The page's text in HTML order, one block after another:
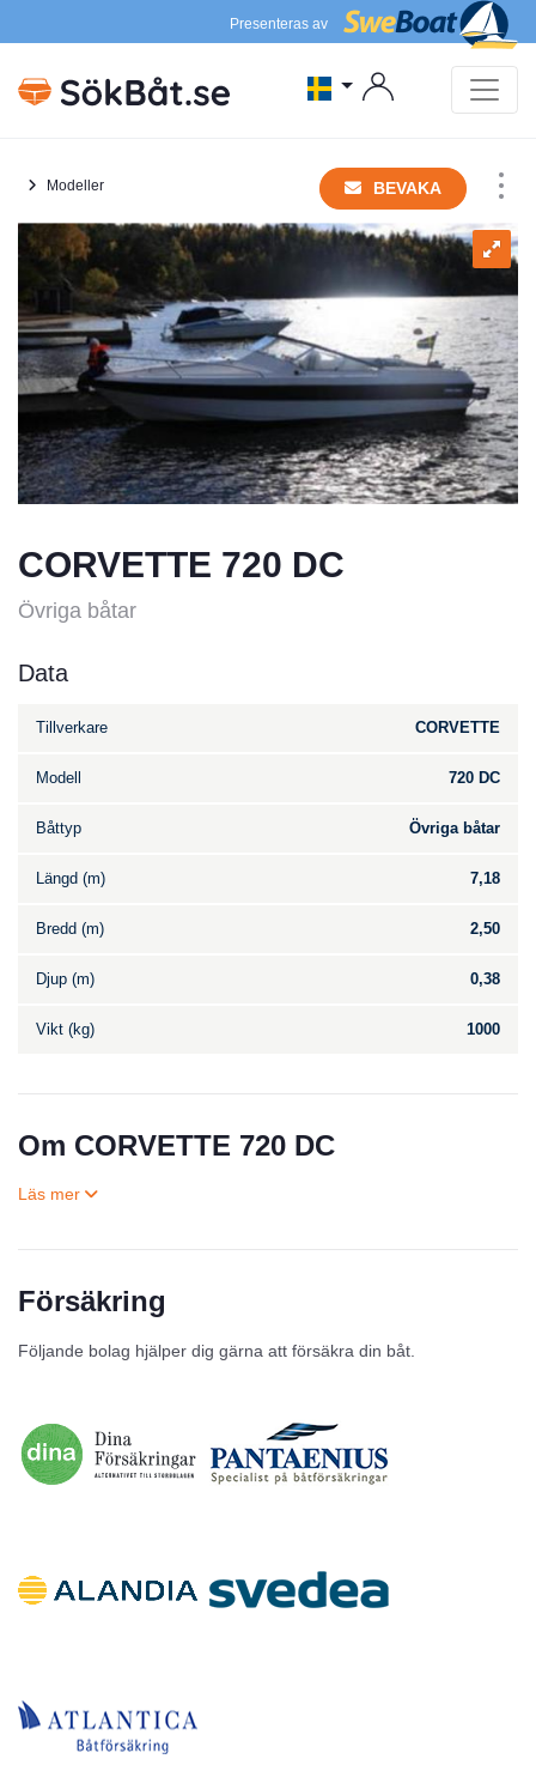
Presenteras av
Modeller BEVAKA
CORVETTE 720 DC
Övriga båtar
Data
Tillverkare CORVETTE
Modell 720 DC
Båttyp Övriga båtar
Längd (m) 7,18
Bredd (m) 2,50
Djup (m) 0,38
Vikt (kg) 1000
Om CORVETTE 720 DC
Försäkring
Följande bolag hjälper dig gärna att försäkra din båt.